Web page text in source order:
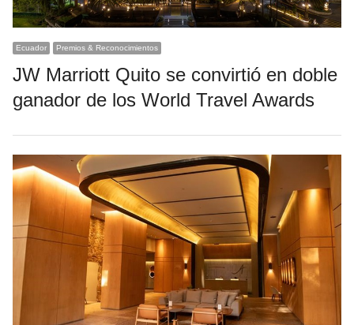
Ecuador Premios & Reconocimientos
JW Marriott Quito se convirtió en doble
ganador de los World Travel Awards